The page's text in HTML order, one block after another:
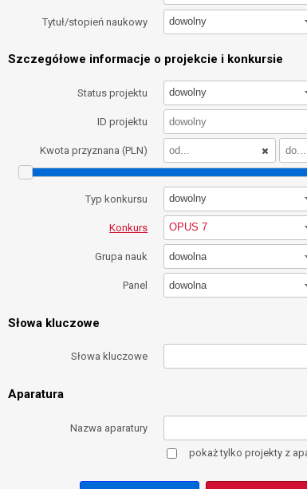
Tytuł/stopień naukowy dowolny
Szczegółowe informacje o projekcie i konkursie
Status projektu dowolny
ID projektu
Kwota przyznana (PLN)
Typ konkursu dowolny
Konkurs OPUS 7
Grupa nauk dowolna
Panel dowolna
Słowa kluczowe
Słowa kluczowe
Aparatura
Nazwa aparatury
pokaż tylko projekty z